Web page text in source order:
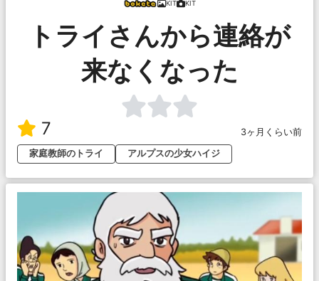
KIT KIT
トライさんから連絡が
来なくなった
7
3ヶ月くらい前
家庭教師のトライ
アルプスの少女ハイジ